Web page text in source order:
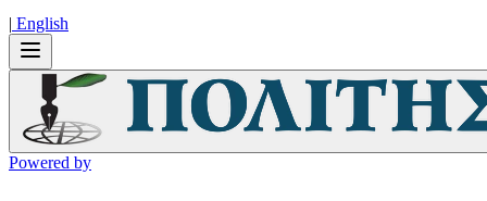
| Εnglish
Powered by